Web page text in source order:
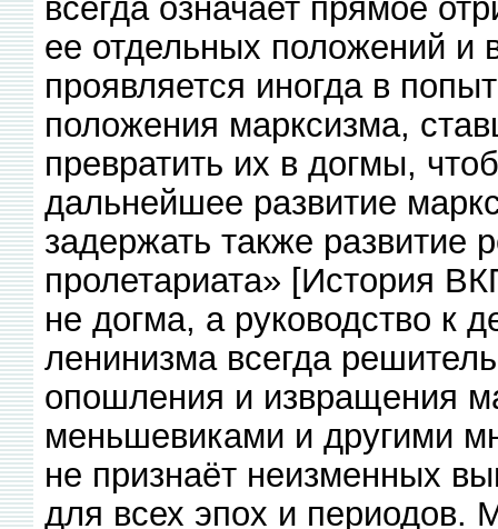
всегда означает прямое
ее отдельных положений и
проявляется иногда в
положения марксизма,
превратить их в догмы,
дальнейшее развитие
задержать также развитие
пролетариата» [История
не догма, а руководство к
ленинизма всегда
опошления и извращения
меньшевиками и другими
не признаёт неизменных
для всех эпох и периодов.